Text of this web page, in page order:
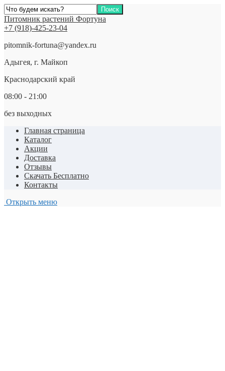
Питомник растений Фортуна
+7 (918)-425-23-04
pitomnik-fortuna@yandex.ru
Адыгея, г. Майкоп
Краснодарский край
08:00 - 21:00
без выходных
Главная страница
Каталог
Акции
Доставка
Отзывы
Скачать Бесплатно
Контакты
Открыть меню